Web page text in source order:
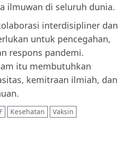
ilmuwan di seluruh dunia.
interdisipliner dan
untuk pencegahan,
respons pandemi.
itu membutuhkan
kemitraan ilmiah, dan
Kesehatan Vaksin